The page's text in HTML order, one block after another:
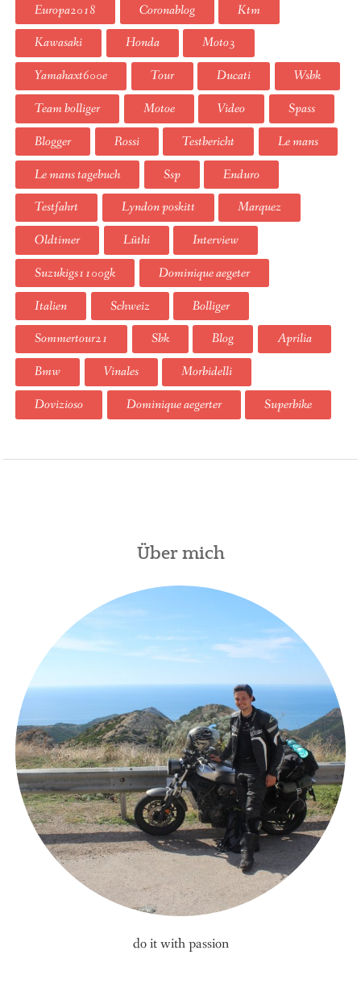
Europa2018
Coronablog
Ktm
Kawasaki
Honda
Moto3
Yamahaxt600e
Tour Ducati
Wsbk
Team bolliger
Motoe Video
Spass
Blogger
Rossi Testbericht
Le mans
Le mans tagebuch
Ssp
Enduro
Testfahrt
Lyndon poskitt
Marquez
Oldtimer
Lüthi
Interview
Suzukigs1100gk
Dominique aegeter
Italien
Schweiz
Bolliger
Sommertour21
Sbk Blog
Aprilia
Bmw
Vinales
Morbidelli
Dovizioso
Dominique aegerter Superbike
Über mich
do it with passion